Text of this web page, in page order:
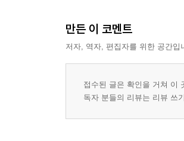
만든 이 코멘트
저자, 역자, 편집자를 위한 공간
접수된 글은 확인을 거쳐 이
독자 분들의 리뷰는 리뷰 쓰